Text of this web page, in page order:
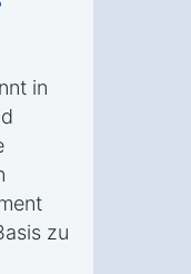
in
zu